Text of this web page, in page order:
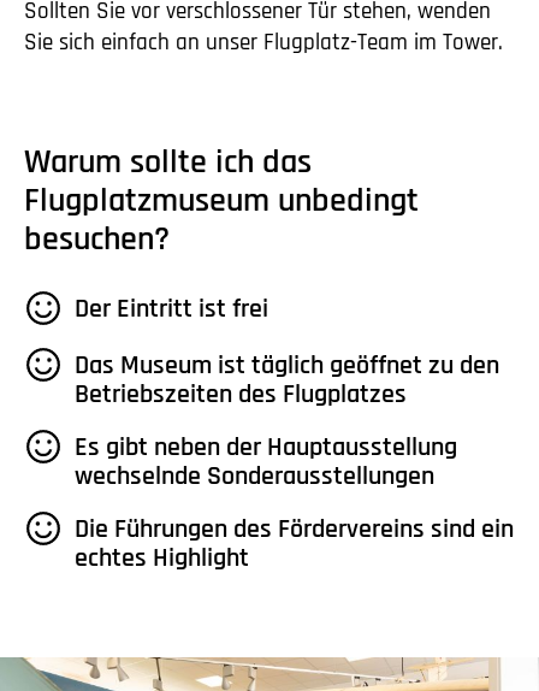
Sollten Sie vor verschlossener Tür stehen, wenden
Sie sich einfach an unser Flugplatz-Team im Tower.
Warum sollte ich das
Flugplatzmuseum unbedingt
besuchen?
Der Eintritt ist frei
Das Museum ist täglich geöffnet zu den
Betriebszeiten des Flugplatzes
Es gibt neben der Hauptausstellung
wechselnde Sonderausstellungen
Die Führungen des Fördervereins sind ein
echtes Highlight